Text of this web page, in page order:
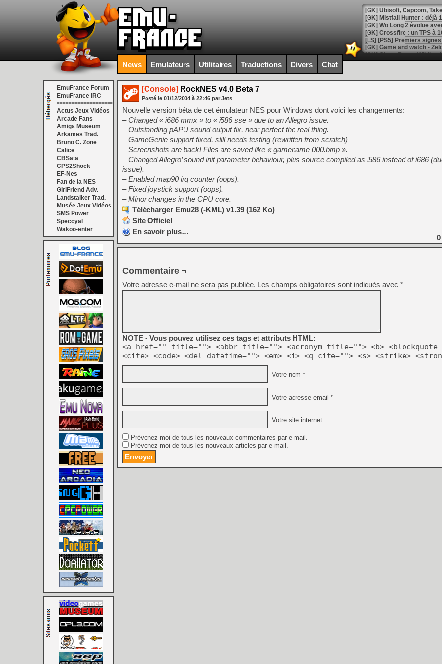
[GK] Mistfall Hunter : déjà
[GK] Wo Long 2 évolue
[GK] Crossfire : un TPS à
[LS] [PS5] Premiers
[Mo5] DOOM arrive en
[GK] Bethesda fête les 30
[GK] Roblox : l'action en
[GK] Agenda - GeForce
[LS] [PS5] ps5-y2jb-
[GK] Pourquoi Marvel
[GK] Test : Restory : Chill
[GK] GTA 6 : Rockstar
[GK] Hot Wheels Infinite
[GK] Mémoire cash -
[GK] Résultats Nintendo :
[GK] Déjà des
[Mo5] Brickboy cherche à
[GK] Minecraft et ses «
[GK] Beast of
[GK] Mémoire cash -
[GK] Dan Houser (GTA)
[GK] Comment EA Sports
[GK] Crimson Moon : un
[GK] Isle of Reveries : le
[GK] Moonlighter 2 : The
[GK] Capcom relance
[Mo5] Deux inédits du
News Emulateurs Utilitaires Traductions Divers Chat
EmuFrance Forum
EmuFrance IRC
===================
Actus Jeux Vidéos
Arcade Fans
Amiga Museum
Arkames Trad.
Bruno C. Zone
Calice
CBSata
CPS2Shock
EF-Nes
Fan de la NES
GirlFriend Adv.
Landstalker Trad.
Musée Jeux Vidéos
SMS Power
Speccyal
Wakoo-enter
[Console] RockNES v4.0 Beta 7
Posté le 01/12/2004 à 22:46 par Jets
Nouvelle version béta de cet émulateur NES pour Windows dont voici les changements:
– Changed « i686 mmx » to « i586 sse » due to an Allegro issue.
– Outstanding pAPU sound output fix, near perfect the real thing.
– GameGenie support fixed, still needs testing (rewritten from scratch)
– Screenshots are back! Files are saved like « gamename 000.bmp ».
– Changed Allegro’ sound init parameter behaviour, plus source compiled as i586 instead of i686
issue).
– Enabled map90 irq counter (oops).
– Fixed joystick support (oops).
– Minor changes in the CPU core.
Télécharger Emu28 (-KML) v1.39 (162 Ko)
Site Officiel
En savoir plus…
0
Commentaire ¬
Votre adresse e-mail ne sera pas publiée. Les champs obligatoires sont indiqués avec *
NOTE - Vous pouvez utilisez ces tags et attributs HTML:
<a href="" title=""> <abbr title=""> <acronym title=""> <b> <blockquote
<cite> <code> <del datetime=""> <em> <i> <q cite=""> <s> <strike>
Votre nom *
Votre adresse email *
Votre site internet
Prévenez-moi de tous les nouveaux commentaires par e-mail.
Prévenez-moi de tous les nouveaux articles par e-mail.